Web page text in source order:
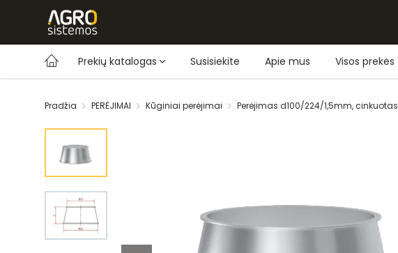
Prekių katalogas Susisiekite Apie mus Visos prekės
Pradžia PERĖJIMAI Kūginiai perėjimai Perėjimas d100/224/1,5mm, cinkuotas